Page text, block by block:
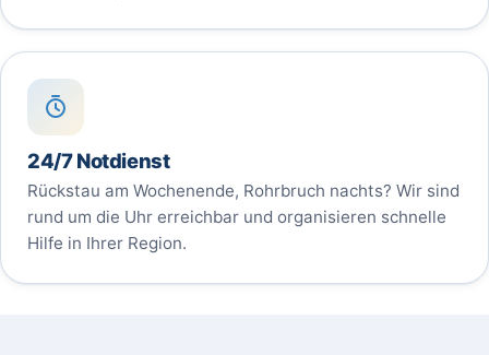
24/7 Notdienst
Rückstau am Wochenende, Rohrbruch nachts? Wir sind
rund um die Uhr erreichbar und organisieren schnelle
Hilfe in Ihrer Region.